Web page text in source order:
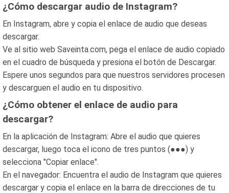
¿Cómo descargar audio de Instagram?
En Instagram, abre y copia el enlace de audio que deseas
descargar.
Ve al sitio web Saveinta.com, pega el enlace de audio copiado
en el cuadro de búsqueda y presiona el botón de Descargar.
Espere unos segundos para que nuestros servidores procesen
y descarguen el audio en tu dispositivo.
¿Cómo obtener el enlace de audio para
descargar?
En la aplicación de Instagram: Abre el audio que quieres
descargar, luego toca el icono de tres puntos (●●●) y
selecciona "Copiar enlace".
En el navegador: Encuentra el audio de Instagram que quieres
descargar y copia el enlace en la barra de direcciones de tu